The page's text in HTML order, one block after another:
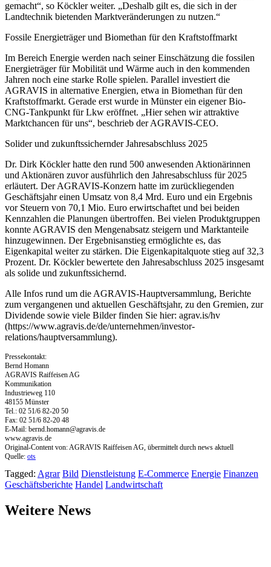
gemacht“, so Köckler weiter. „Deshalb gilt es, die sich in der
Landtechnik bietenden Marktveränderungen zu nutzen.“
Fossile Energieträger und Biomethan für den Kraftstoffmarkt
Im Bereich Energie werden nach seiner Einschätzung die fossilen
Energieträger für Mobilität und Wärme auch in den kommenden
Jahren noch eine starke Rolle spielen. Parallel investiert die
AGRAVIS in alternative Energien, etwa in Biomethan für den
Kraftstoffmarkt. Gerade erst wurde in Münster ein eigener Bio-
CNG-Tankpunkt für Lkw eröffnet. „Hier sehen wir attraktive
Marktchancen für uns“, beschrieb der AGRAVIS-CEO.
Solider und zukunftssichernder Jahresabschluss 2025
Dr. Dirk Köckler hatte den rund 500 anwesenden Aktionärinnen
und Aktionären zuvor ausführlich den Jahresabschluss für 2025
erläutert. Der AGRAVIS-Konzern hatte im zurückliegenden
Geschäftsjahr einen Umsatz von 8,4 Mrd. Euro und ein Ergebnis
vor Steuern von 70,1 Mio. Euro erwirtschaftet und bei beiden
Kennzahlen die Planungen übertroffen. Bei vielen Produktgruppen
konnte AGRAVIS den Mengenabsatz steigern und Marktanteile
hinzugewinnen. Der Ergebnisanstieg ermöglichte es, das
Eigenkapital weiter zu stärken. Die Eigenkapitalquote stieg auf 32,3
Prozent. Dr. Köckler bewertete den Jahresabschluss 2025 insgesamt
als solide und zukunftssichernd.
Alle Infos rund um die AGRAVIS-Hauptversammlung, Berichte
zum vergangenen und aktuellen Geschäftsjahr, zu den Gremien, zur
Dividende sowie viele Bilder finden Sie hier: agrav.is/hv
(https://www.agravis.de/de/unternehmen/investor-
relations/hauptversammlung).
Pressekontakt:
Bernd Homann
AGRAVIS Raiffeisen AG
Kommunikation
Industrieweg 110
48155 Münster
Tel.: 02 51/6 82-20 50
Fax: 02 51/6 82-20 48
E-Mail: bernd.homann@agravis.de
www.agravis.de
Original-Content von: AGRAVIS Raiffeisen AG, übermittelt durch news aktuell
Quelle: ots
Tagged: Agrar Bild Dienstleistung E-Commerce Energie Finanzen
Geschäftsberichte Handel Landwirtschaft
Weitere News